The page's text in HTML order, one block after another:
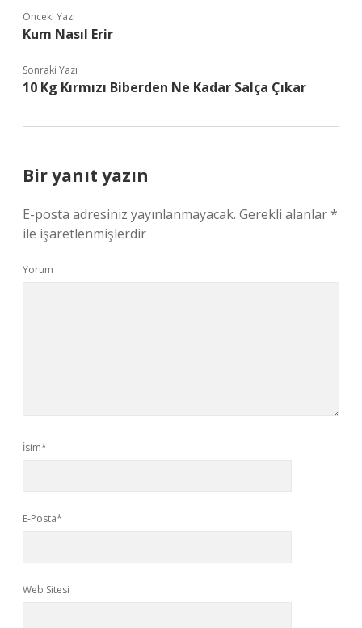
Önceki Yazı
Kum Nasıl Erir
Sonraki Yazı
10 Kg Kırmızı Biberden Ne Kadar Salça Çıkar
Bir yanıt yazın
E-posta adresiniz yayınlanmayacak. Gerekli alanlar*
ile işaretlenmişlerdir
Yorum
İsim*
E-Posta*
Web Sitesi